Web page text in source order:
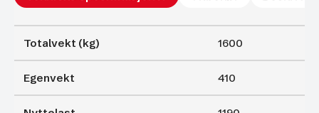
Totalvekt (kg) 1600
Egenvekt 410